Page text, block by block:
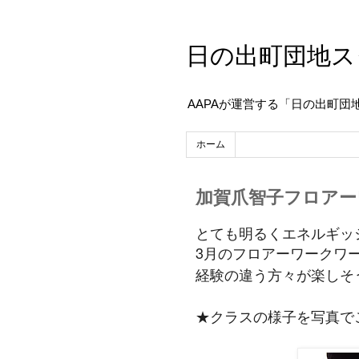
日の出町団地
AAPAが運営する「日の出町団
ホーム
加賀爪智子フロア
とても明るくエネルギ
3月のフロアーワークワ
経験の違う方々が楽しそ
★クラスの様子を写真